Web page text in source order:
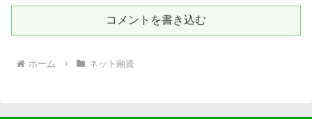
コメントを書き込む
ホーム ネット融資